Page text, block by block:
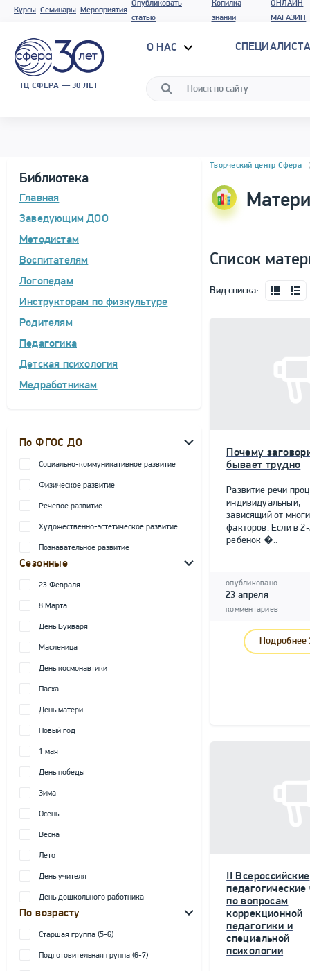
Курсы Семинары Мероприятия
Опубликовать
статью
Копилка
знаний
ОНЛАЙН
МАГАЗИН
ТЦ СФЕРА — 30 ЛЕТ
О НАС
Библиотека
Главная
Заведующим ДОО
Методистам
Воспитателям
Логопедам
Инструкторам по физкультуре
Родителям
Педагогика
Детская психология
Медработникам
По ФГОС ДО
Социально-коммуникативное развитие
Физическое развитие
Речевое развитие
Художественно-эстетическое развитие
Познавательное развитие
Сезонные
23 Февраля
8 Марта
День Букваря
Масленица
День космонавтики
Пасха
День матери
Новый год
1 мая
День победы
Зима
Осень
Весна
Лето
День учителя
День дошкольного работника
По возрасту
Старшая группа (5-6)
Подготовительная группа (6-7)
Блок новостей
Творческий центр Сфера
Список
Вид списка:
Почему
бывает трудно
Развитие речи
индивидуальный,
зависящий от
факторов. Если в
ребенок �..
опубликовано
23 апреля
комментариев
Подробнее
II Всероссийские
педагогические
по вопросам
коррекционной
педагогики и
специальной
психологии